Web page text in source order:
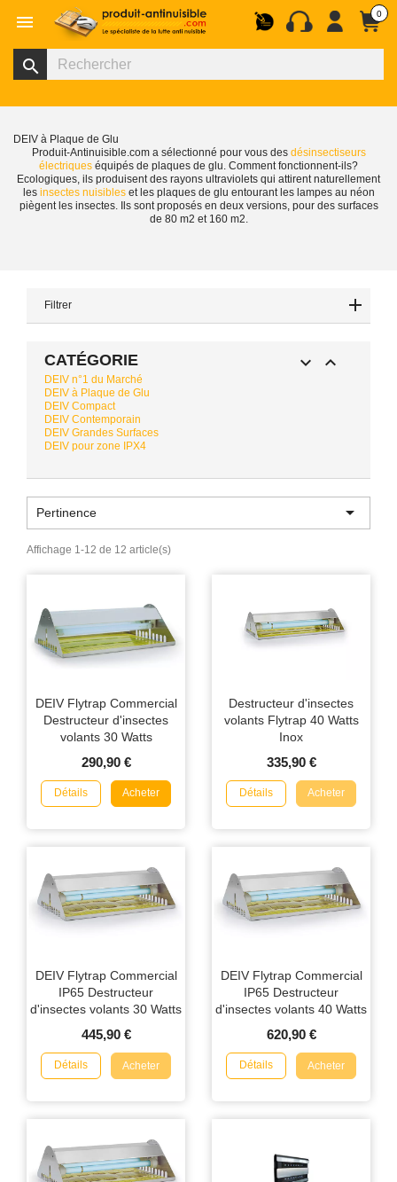
 0
search
DEIV à Plaque de Glu
Produit-Antinuisible.com a sélectionné pour vous des désinsectiseurs
électriques équipés de plaques de glu. Comment fonctionnent-ils?
Ecologiques, ils produisent des rayons ultraviolets qui attirent naturellement
les insectes nuisibleset les plaques de glu entourant les lampes au néon
piègent les insectes. Ils sont proposés en deux versions, pour des surfaces
de 80 m2 et 160 m2.
Filtrer
CATÉGORIE  
DEIV n°1 du Marché
DEIV à Plaque de Glu
DEIV Compact
DEIV Contemporain
DEIV Grandes Surfaces
DEIV pour zone IPX4
Pertinence 
Affichage 1-12 de 12 article(s)
DEIV Flytrap Commercial
Destructeur d'insectes
volants 30 Watts
290,90 €
Détails Acheter
Destructeur d'insectes
volants Flytrap 40 Watts
Inox
335,90 €
Détails Acheter
DEIV Flytrap Commercial
IP65 Destructeur
d'insectes volants 30 Watts
445,90 €
Détails Acheter
DEIV Flytrap Commercial
IP65 Destructeur
d'insectes volants 40 Watts
620,90 €
Détails Acheter